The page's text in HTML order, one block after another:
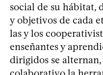
social de su hábitat,
y objetivos de cada
las y los
enseñantes y
dirigidos se